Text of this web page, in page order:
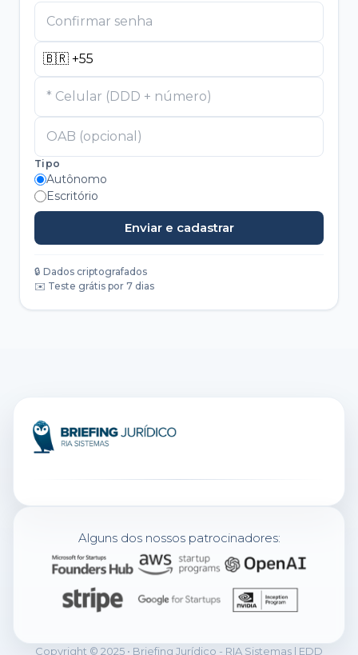
Confirmar senha
* Celular
OAB (opcional)
Tipo
Autônomo
Escritório
Enviar e cadastrar
🔒 Dados criptografados
✉️ Teste grátis por 7 dias
Alguns dos nossos patrocinadores:
Copyright © 2025 • Briefing Jurídico - RIA Sistemas | EDD